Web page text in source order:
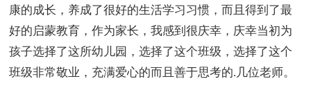
康的成长，养成了很好的生活学习习惯，而且得到了最
好的启蒙教育，作为家长，我感到很庆幸，庆幸当初为
孩子选择了这所幼儿园，选择了这个班级，选择了这个
班级非常敬业，充满爱心的而且善于思考的.几位老师。